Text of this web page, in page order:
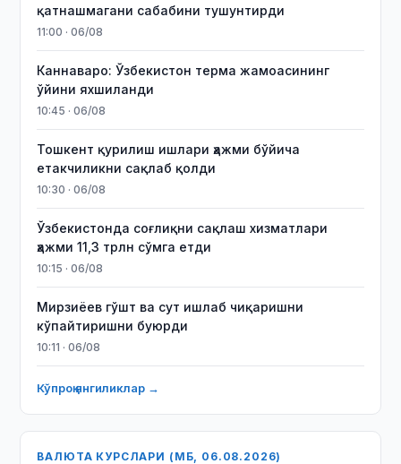
қатнашмагани сабабини тушунтирди
11:00 · 06/08
Каннаваро: Ўзбекистон терма жамоасининг
ўйини яхшиланди
10:45 · 06/08
Тошкент қурилиш ишлари ҳажми бўйича
етакчиликни сақлаб қолди
10:30 · 06/08
Ўзбекистонда соғлиқни сақлаш хизматлари
ҳажми 11,3 трлн сўмга етди
10:15 · 06/08
Мирзиёев гўшт ва сут ишлаб чиқаришни
кўпайтиришни буюрди
10:11 · 06/08
Кўпроқ янгиликлар →
ВАЛЮТА КУРСЛАРИ (МБ, 06.08.2026)